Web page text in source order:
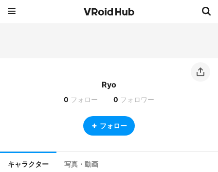
Ryo
0 フォロー 0 フォロワー
フォロー
キャラクター 写真・動画